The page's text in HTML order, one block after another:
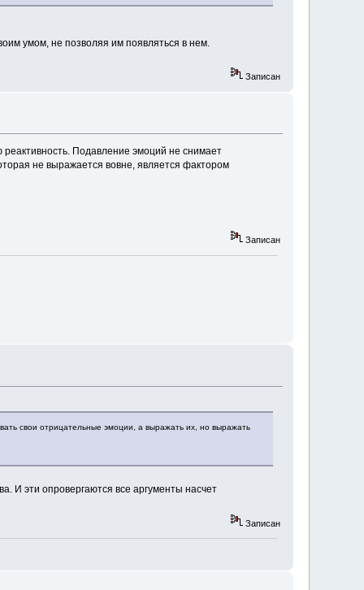
умом, не позволяя им появляться в нем.
Записан
Подавление эмоций не снимает
не выражается вовне, является фактором
Записан
свои отрицательные эмоции, а выражать их, но выражать
И эти опровергаются все аргументы насчет
Записан